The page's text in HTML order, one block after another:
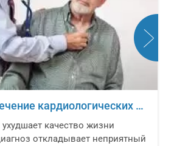
заболеваний и онкологических новообразований
качество жизни
откладывает неприятный